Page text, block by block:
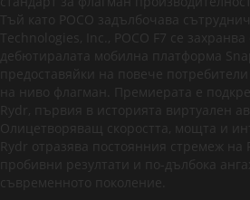
Тъй като POCO задълбочава
Technologies, Inc., POCO F7 се захранва
дебютиралата мобилна платформа
предоставяйки на повече
на ниво флагман. Премиерата е
Rydr, първия в историята виртуален
Олицетворяващ скоростта, мощта и
Rydr отразява постоянния стремеж на
пробивни резултати и по-дълбока
съвременното поколение.